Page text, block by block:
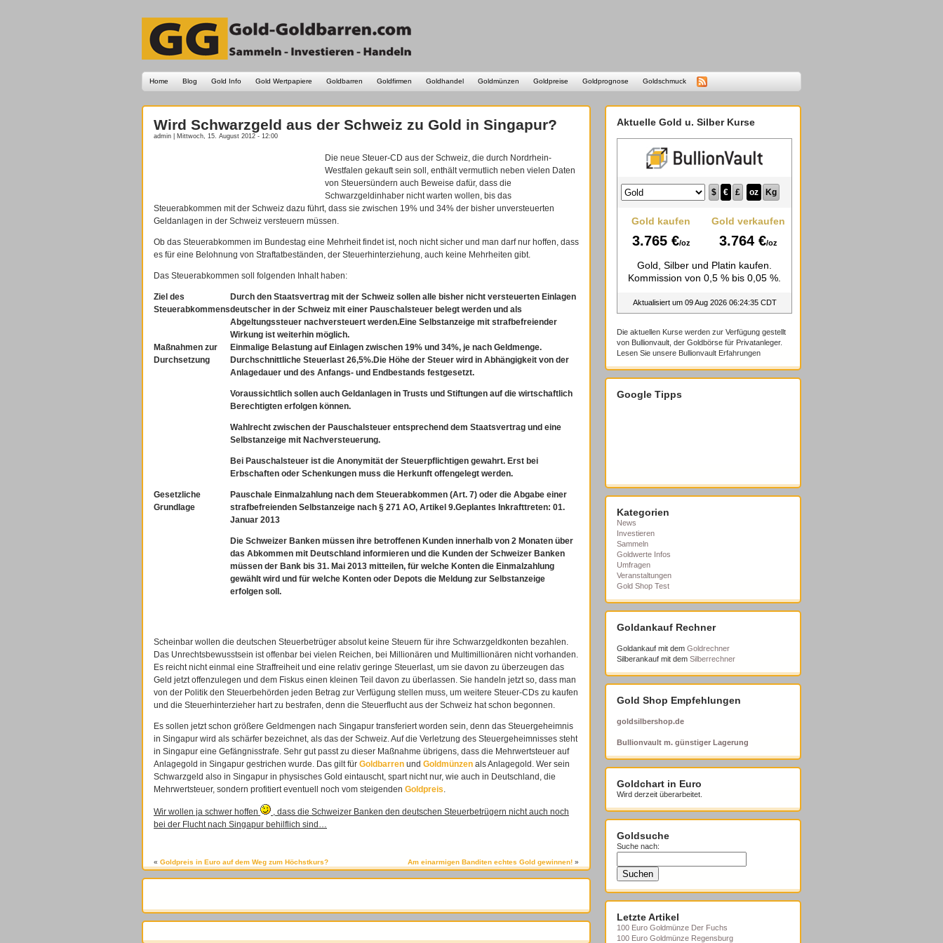
Home Blog Gold Info Gold Wertpapiere Goldbarren Goldfirmen Goldhandel Goldmünzen Goldpreise Goldprognose Goldschmuck
Wird Schwarzgeld aus der Schweiz zu Gold in Singapur?
admin | Mittwoch, 15. August 2012 - 12:00
Die neue Steuer-CD aus der Schweiz, die durch Nordrhein-
Westfalen gekauft sein soll, enthält vermutlich neben vielen Daten
von Steuersündern auch Beweise dafür, dass die
Schwarzgeldinhaber nicht warten wollen, bis das
Steuerabkommen mit der Schweiz dazu führt, dass sie zwischen 19% und 34% der bisher unversteuerten
Geldanlagen in der Schweiz versteuern müssen.
Ob das Steuerabkommen im Bundestag eine Mehrheit findet ist, noch nicht sicher und man darf nur hoffen, dass
es für eine Belohnung von Straftatbeständen, der Steuerhinterziehung, auch keine Mehrheiten gibt.
Das Steuerabkommen soll folgenden Inhalt haben:
Ziel des
Steuerabkommens
Durch den Staatsvertrag mit der Schweiz sollen alle bisher nicht versteuerten Einlagen
deutscher in der Schweiz mit einer Pauschalsteuer belegt werden und als
Abgeltungssteuer nachversteuert werden.Eine Selbstanzeige mit strafbefreiender
Wirkung ist weiterhin möglich.
Maßnahmen zur
Durchsetzung
Einmalige Belastung auf Einlagen zwischen 19% und 34%, je nach Geldmenge.
Durchschnittliche Steuerlast 26,5%.Die Höhe der Steuer wird in Abhängigkeit von der
Anlagedauer und des Anfangs- und Endbestands festgesetzt.
Voraussichtlich sollen auch Geldanlagen in Trusts und Stiftungen auf die wirtschaftlich
Berechtigten erfolgen können.
Wahlrecht zwischen der Pauschalsteuer entsprechend dem Staatsvertrag und eine
Selbstanzeige mit Nachversteuerung.
Bei Pauschalsteuer ist die Anonymität der Steuerpflichtigen gewahrt. Erst bei
Erbschaften oder Schenkungen muss die Herkunft offengelegt werden.
Gesetzliche
Grundlage
Pauschale Einmalzahlung nach dem Steuerabkommen (Art. 7) oder die Abgabe einer
strafbefreienden Selbstanzeige nach § 271 AO, Artikel 9.Geplantes Inkrafttreten: 01.
Januar 2013
Die Schweizer Banken müssen ihre betroffenen Kunden innerhalb von 2 Monaten über
das Abkommen mit Deutschland informieren und die Kunden der Schweizer Banken
müssen der Bank bis 31. Mai 2013 mitteilen, für welche Konten die Einmalzahlung
gewählt wird und für welche Konten oder Depots die Meldung zur Selbstanzeige
erfolgen soll.
Scheinbar wollen die deutschen Steuerbetrüger absolut keine Steuern für ihre Schwarzgeldkonten bezahlen.
Das Unrechtsbewusstsein ist offenbar bei vielen Reichen, bei Millionären und Multimillionären nicht vorhanden.
Es reicht nicht einmal eine Straffreiheit und eine relativ geringe Steuerlast, um sie davon zu überzeugen das
Geld jetzt offenzulegen und dem Fiskus einen kleinen Teil davon zu überlassen. Sie handeln jetzt so, dass man
von der Politik den Steuerbehörden jeden Betrag zur Verfügung stellen muss, um weitere Steuer-CDs zu kaufen
und die Steuerhinterzieher hart zu bestrafen, denn die Steuerflucht aus der Schweiz hat schon begonnen.
Es sollen jetzt schon größere Geldmengen nach Singapur transferiert worden sein, denn das Steuergeheimnis
in Singapur wird als schärfer bezeichnet, als das der Schweiz. Auf die Verletzung des Steuergeheimnisses steht
in Singapur eine Gefängnisstrafe. Sehr gut passt zu dieser Maßnahme übrigens, dass die Mehrwertsteuer auf
Anlagegold in Singapur gestrichen wurde. Das gilt für Goldbarren und Goldmünzen als Anlagegold. Wer sein
Schwarzgeld also in Singapur in physisches Gold eintauscht, spart nicht nur, wie auch in Deutschland, die
Mehrwertsteuer, sondern profitiert eventuell noch vom steigenden Goldpreis.
Wir wollen ja schwer hoffen
, dass die Schweizer Banken den deutschen Steuerbetrügern nicht auch noch
bei der Flucht nach Singapur behilflich sind…
« Goldpreis in Euro auf dem Weg zum Höchstkurs? Am einarmigen Banditen echtes Gold gewinnen! »
Aktuelle Gold u. Silber Kurse
Die aktuellen Kurse werden zur Verfügung gestellt
von Bullionvault, der Goldbörse für Privatanleger.
Lesen Sie unsere Bullionvault Erfahrungen
Google Tipps
Kategorien
News
Investieren
Sammeln
Goldwerte Infos
Umfragen
Veranstaltungen
Gold Shop Test
Goldankauf Rechner
Goldankauf mit dem Goldrechner
Silberankauf mit dem Silberrechner
Gold Shop Empfehlungen
goldsilbershop.de
Bullionvault m. günstiger Lagerung
Goldchart in Euro
Wird derzeit überarbeitet.
Goldsuche
Suche nach:
Letzte Artikel
100 Euro Goldmünze Der Fuchs
100 Euro Goldmünze Regensburg